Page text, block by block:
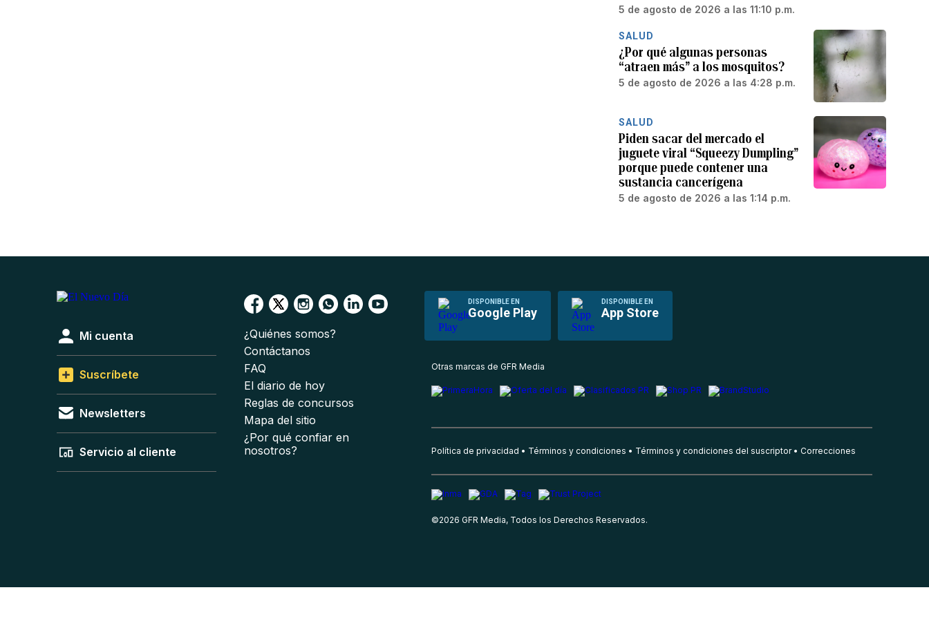
5 de agosto de 2026 a las 11:10 p.m.
SALUD
¿Por qué algunas personas
“atraen más” a los mosquitos?
5 de agosto de 2026 a las 4:28 p.m.
SALUD
Piden sacar del mercado el
juguete viral “Squeezy Dumpling”
porque puede contener una
sustancia cancerígena
5 de agosto de 2026 a las 1:14 p.m.
DISPONIBLE EN
Google Play
DISPONIBLE EN
App Store
Mi cuenta
Suscríbete
Newsletters
Servicio al cliente
¿Quiénes somos?
Contáctanos
FAQ
El diario de hoy
Reglas de concursos
Mapa del sitio
¿Por qué confiar en
nosotros?
Otras marcas de GFR Media
Política de privacidad Términos y condiciones Términos y condiciones del suscriptor Correcciones
©2026 GFR Media, Todos los Derechos Reservados.